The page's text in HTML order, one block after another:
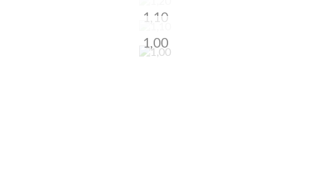
1,10
1,00